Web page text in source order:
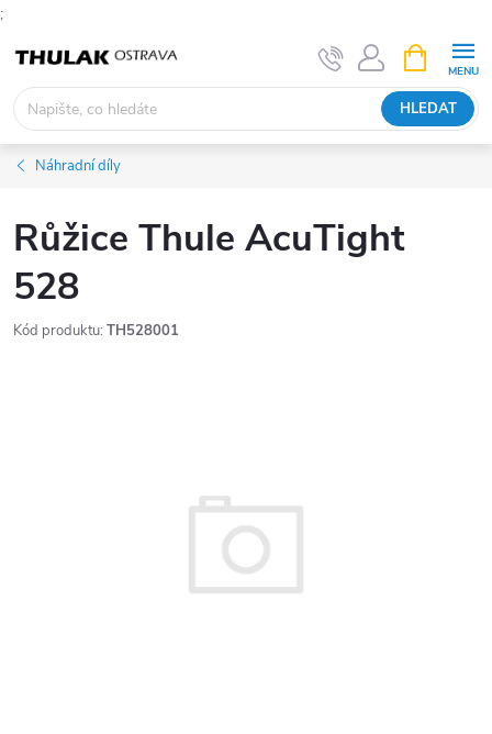
;
obsah
HLEDAT
NÁKUPNÍ
KOŠÍK
Náhradní díly
Růžice Thule AcuTight
528
Kód produktu: TH528001